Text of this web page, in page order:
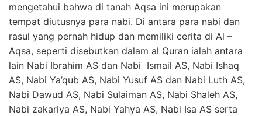
mengetahui bahwa di tanah Aqsa ini merupakan
tempat diutusnya para nabi. Di antara para nabi dan
rasul yang pernah hidup dan memiliki cerita di Al –
Aqsa, seperti disebutkan dalam al Quran ialah antara
lain Nabi Ibrahim AS dan Nabi Ismail AS, Nabi Ishaq
AS, Nabi Ya’qub AS, Nabi Yusuf AS dan Nabi Luth AS,
Nabi Dawud AS, Nabi Sulaiman AS, Nabi Shaleh AS,
Nabi zakariya AS, Nabi Yahya AS, Nabi Isa AS serta